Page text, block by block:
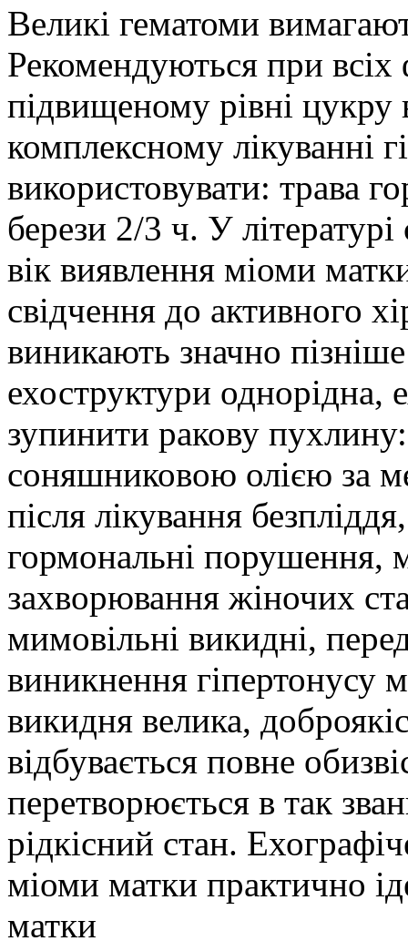
Великі гематоми
Рекомендуються при всіх
підвищеному рівні
комплексному лікуванні
використовувати: трава
берези 2/3 ч. У
вік виявлення міоми
свідчення до активного
виникають значно
ехоструктури однорідна,
зупинити ракову
соняшниковою олією за
після лікування
гормональні порушення,
захворювання жіночих
мимовільні викидні,
виникнення гіпертонусу
викидня велика,
відбувається повне
перетворюється в так
рідкісний стан.
міоми матки практично
матки